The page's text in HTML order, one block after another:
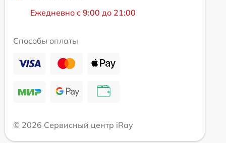
Ежедневно с 9:00 до 21:00
Способы оплаты
© 2026 Сервисный центр iRay